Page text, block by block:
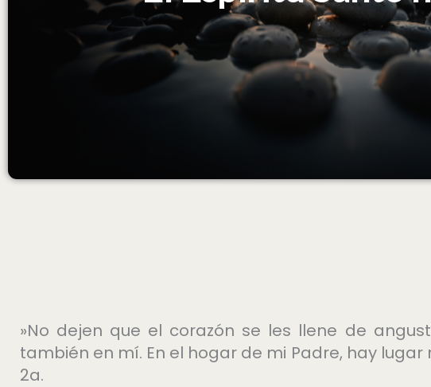
»No dejen que el corazón se les llene de
también en mí. En el hogar de mi Padre, hay lugar
2a.